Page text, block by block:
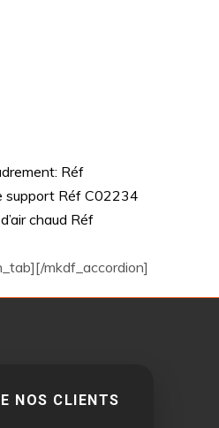
Réf
support Réf C02234
chaud Réf
mkdf_accordion]
NOS CLIENTS